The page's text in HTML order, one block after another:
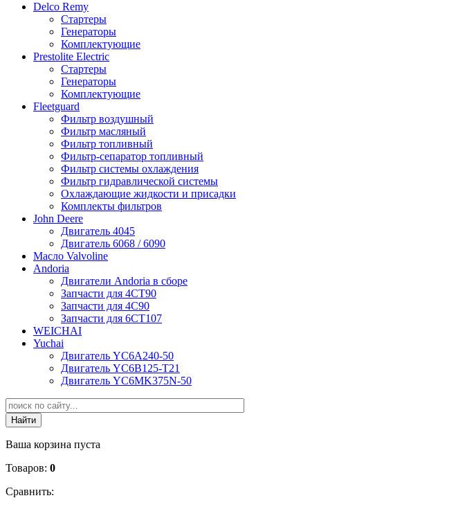
Delco Remy
Стартеры
Генераторы
Комплектующие
Prestolite Electric
Стартеры
Генераторы
Комплектующие
Fleetguard
Фильтр воздушный
Фильтр масляный
Фильтр топливный
Фильтр-сепаратор топливный
Фильтр системы охлаждения
Фильтр гидравлической системы
Охлаждающие жидкости и присадки
Комплекты фильтров
John Deere
Двигатель 4045
Двигатель 6068 / 6090
Масло Valvoline
Andoria
Двигатели Andoria в сборе
Запчасти для 4CT90
Запчасти для 4С90
Запчасти для 6CT107
WEICHAI
Yuchai
Двигатель YC6A240-50
Двигатель YC6B125-T21
Двигатель YC6MK375N-50
Ваша корзина пуста
Товаров: 0
Сравнить: